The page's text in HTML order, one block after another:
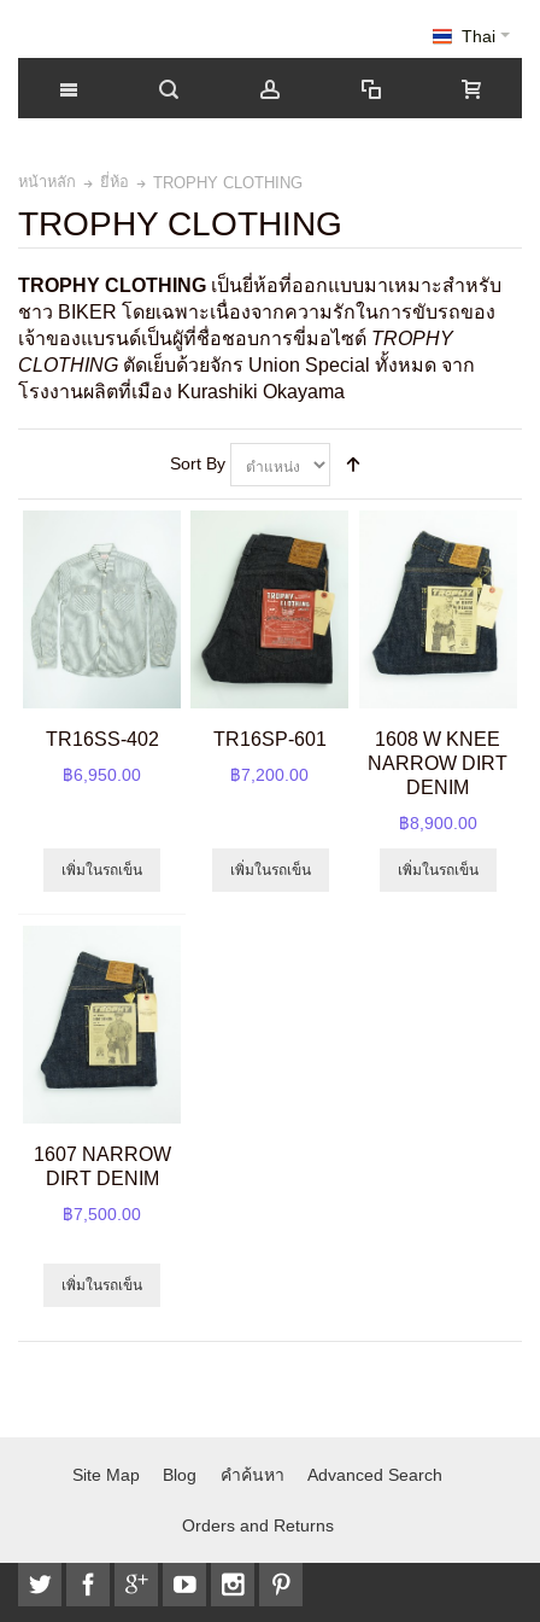
Thai
หน้าหลัก ยี่ห้อ TROPHY CLOTHING
TROPHY CLOTHING
TROPHY CLOTHING เป็นยี่ห้อที่ออกแบบมาเหมาะสำหรับ
ชาว BIKER โดยเฉพาะเนื่องจากความรักในการขับรถของ
เจ้าของแบรนด์เป็นผูัที่ชื่อชอบการขี่มอไซต์ TROPHY
CLOTHING ตัดเย็บด้วยจักร Union Special ทั้งหมด จาก
โรงงานผลิตที่เมือง Kurashiki Okayama
Sort By
TR16SS-402
฿6,950.00
เพิ่มในรถเข็น
TR16SP-601
฿7,200.00
เพิ่มในรถเข็น
1608 W KNEE
NARROW DIRT
DENIM
฿8,900.00
เพิ่มในรถเข็น
1607 NARROW
DIRT DENIM
฿7,500.00
เพิ่มในรถเข็น
Site Map Blog คำค้นหา Advanced Search
Orders and Returns